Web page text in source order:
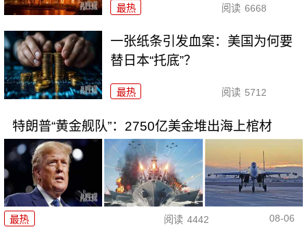
最热 阅读 6668
一张纸条引发血案：美国为何要
替日本“托底”？
最热 阅读 5712
特朗普“黄金舰队”：2750亿美金堆出海上棺材
最热 阅读 4442 08-06